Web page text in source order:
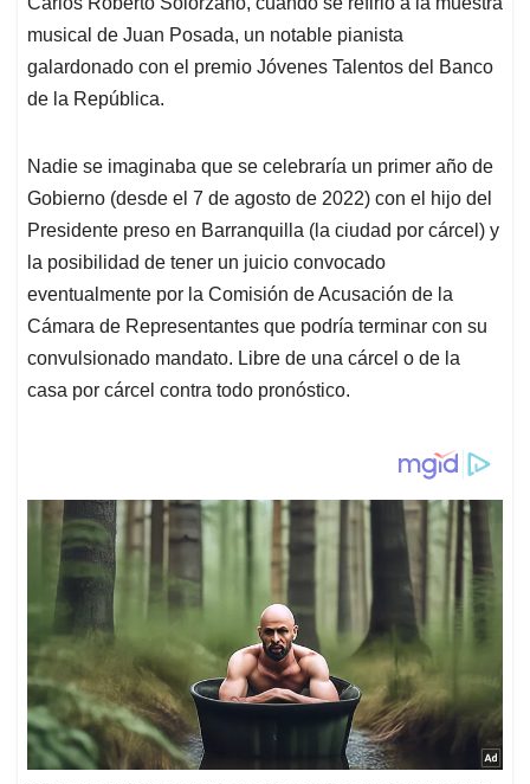
musical de Juan Posada, un notable pianista
galardonado con el premio Jóvenes Talentos del Banco
de la República.
Nadie se imaginaba que se celebraría un primer año de
Gobierno (desde el 7 de agosto de 2022) con el hijo del
Presidente preso en Barranquilla (la ciudad por cárcel) y
la posibilidad de tener un juicio convocado
eventualmente por la Comisión de Acusación de la
Cámara de Representantes que podría terminar con su
convulsionado mandato. Libre de una cárcel o de la
casa por cárcel contra todo pronóstico.